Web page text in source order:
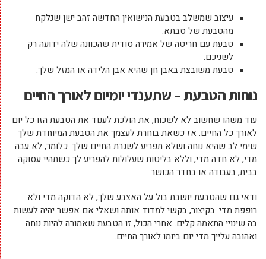
עיצוב שמשלב בטבעת הנישואין החדשה זהב ישן שנלקח
מהטבעת של סבתא.
טבעת עם חריטה של אמירה סודית שהכוונה שלה ידועה רק
לשניכם.
טבעת משובצת באבן חן שהיא אבן הלידה או המזל שלך.
נוחות הטבעת – שתענדי יומיום לאורך החיים
עוד משהו שחשוב לא לשכוח, את הולכת לענוד את הטבעת הזו כל יום
לאורך כל החיים. אז כשאת בוחרת לעצמך את הטבעת המיוחדת שלך
שימי לב שהיא נוחה ושלא תפריע לשגרת החיים שלך. כלומר, לא עבה
מדי, לא חדה מדי, וללא בליטות שעלולות להפריע לך כשתהיי עסוקה
בבית, בעבודה או בחדר הכושר.
ודאי גם שהטבעת יושבת בול על האצבע שלך, לא הדוקה מדי ולא
רופפת מדי. בקיצור, בקשי למדוד אותה ושאלי אם אפשר יהיה לעשות
בה שינויי התאמה קלים. אחרי הכול, זו הטבעת שאמורה להיות נוחה
ואהובה עלייך מדי יום ביומו לאורך החיים.